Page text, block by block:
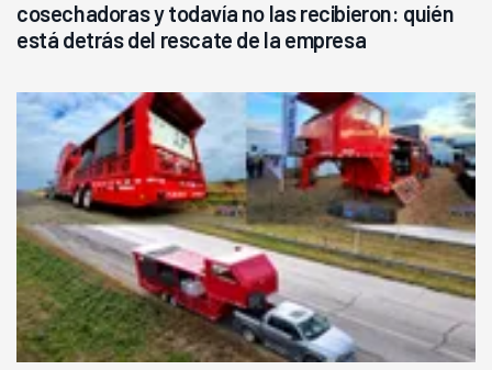
cosechadoras y todavía no las recibieron: quién
está detrás del rescate de la empresa